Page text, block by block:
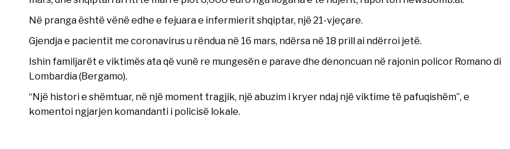
Në pranga është vënë edhe e fejuara e infermierit shqiptar, një 21-vjeçare.
Gjendja e pacientit me coronavirus u rëndua në 16 mars, ndërsa në 18 prill ai ndërroi jetë.
Ishin familjarët e viktimës ata që vunë re mungesën e parave dhe denoncuan në rajonin policor Romano di
Lombardia (Bergamo).
“Një histori e shëmtuar, në një moment tragjik, një abuzim i kryer ndaj një viktime të pafuqishëm”, e
komentoi ngjarjen komandanti i policisë lokale.